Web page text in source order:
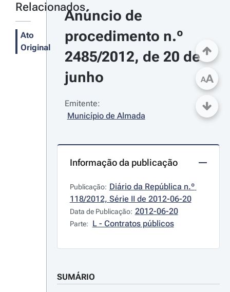
Relacionados
Ato
Original
Anúncio de
procedimento n.º
2485/2012, de 20 de
junho
Emitente:
Município de Almada
Informação da publicação
Publicação: Diário da República n.º
118/2012, Série II de 2012-06-20
Data de Publicação: 2012-06-20
Parte: L - Contratos públicos
SUMÁRIO
AA